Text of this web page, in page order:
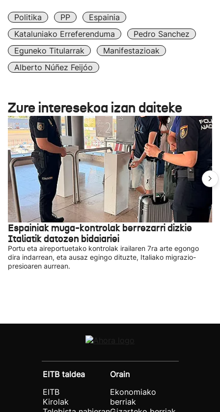
Politika PP
Espainia
Kataluniako Erreferenduma
Pedro Sanchez
Eguneko Titularrak
Manifestazioak
Alberto Núñez Feijóo
Zure interesekoa izan daiteke
Espainiak muga-kontrolak berrezarri dizkie
Italiatik datozen bidaiariei
Portu eta aireportuetako kontrolak irailaren 7ra arte egongo
dira indarrean, eta ausaz egingo dituzte, Italiako migrazio-
presioaren aurrean.
EITB taldea
EITB
Kirolak
Orain
Ekonomiako
berriak